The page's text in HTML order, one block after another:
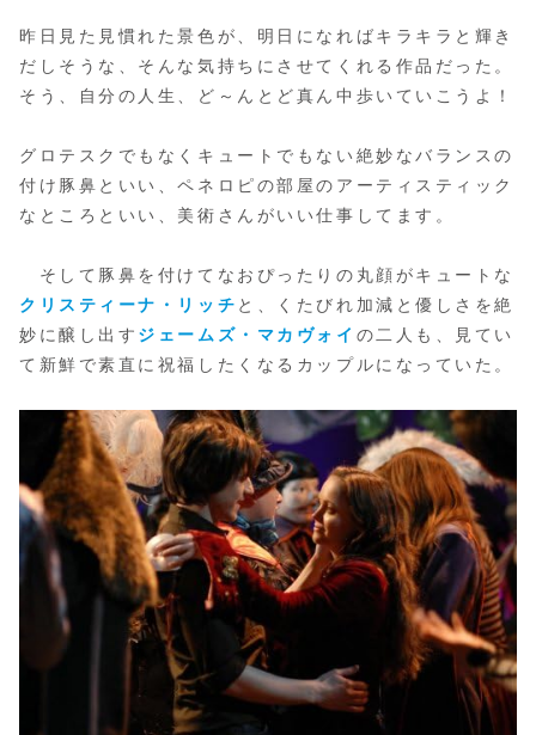
昨日見た見慣れた景色が、明日になればキラキラと輝き
だしそうな、そんな気持ちにさせてくれる作品だった。
そう、自分の人生、ど～んとど真ん中歩いていこうよ！
グロテスクでもなくキュートでもない絶妙なバランスの
付け豚鼻といい、ペネロピの部屋のアーティスティック
なところといい、美術さんがいい仕事してます。
そして豚鼻を付けてなおぴったりの丸顔がキュートな
クリスティーナ・リッチ と、くたびれ加減と優しさを絶
妙に醸し出す ジェームズ・マカヴォイ の二人も、見てい
て新鮮で素直に祝福したくなるカップルになっていた。